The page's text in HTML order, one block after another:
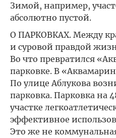
Зимой, например,
абсолютно пустой.
О ПАРКОВКАХ. Между
и суровой правдой
Во что превратился
парковке. В
По улице Аблукова
парковка. Парковка на
участке
эффективное
Это же не